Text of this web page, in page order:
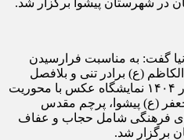
گفت: به مناسبت فرارسیدن
(ع) برادر تنی و بلافصل
امام رضا (ع)، روز دوشنبه ۱۰ آذر ۱۴۰۴ نمایشگاه عکس با محوریت
(ع) پیشوا، پرچم مقدس
فرهنگی شامل حجاب و عفاف
برگزار شد.